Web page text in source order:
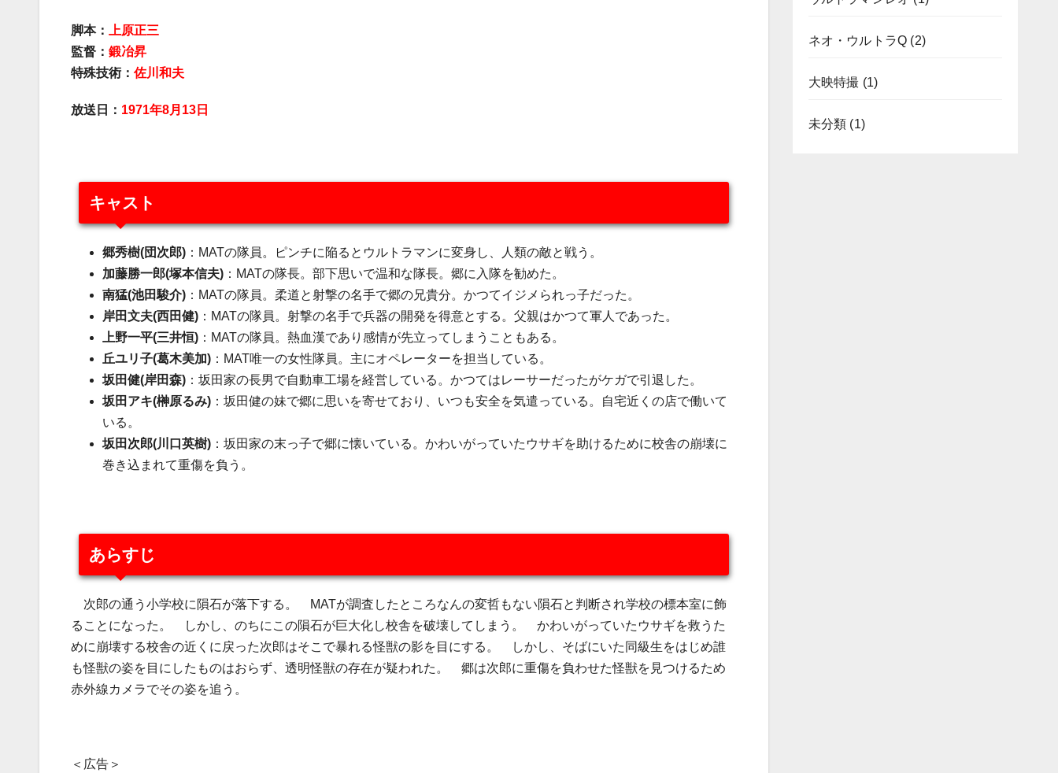
脚本：
上原正三
監督： 鍛冶昇
特殊技術： 佐川和夫
放送日： 1971年8月13日
キャスト
郷秀樹(団次郎) ：MATの隊員。ピンチに陥るとウルトラマンに変身し、人類の敵と戦う。
加藤勝一郎(塚本信夫) ：MATの隊長。部下思いで温和な隊長。郷に入隊を勧めた。
南猛(池田駿介) ：MATの隊員。柔道と射撃の名手で郷の兄貴分。かつてイジメられっ子だった。
岸田文夫(西田健) ：MATの隊員。射撃の名手で兵器の開発を得意とする。父親はかつて軍人であった。
上野一平(三井恒) ：MATの隊員。熱血漢であり感情が先立ってしまうこともある。
丘ユリ子(葛木美加) ：MAT唯一の女性隊員。主にオペレーターを担当している。
坂田健(岸田森) ：坂田家の長男で自動車工場を経営している。かつてはレーサーだったがケガで引退した。
坂田アキ(榊原るみ) ：坂田健の妹で郷に思いを寄せており、いつも安全を気遣っている。自宅近くの店で働いて
いる。
坂田次郎(川口英樹) ：坂田家の末っ子で郷に懐いている。かわいがっていたウサギを助けるために校舎の崩壊に
巻き込まれて重傷を負う。
あらすじ
次郎の通う小学校に隕石が落下する。 MATが調査したところなんの変哲もない隕石と判断され学校の標本室に飾
ることになった。 しかし、のちにこの隕石が巨大化し校舎を破壊してしまう。 かわいがっていたウサギを救うた
めに崩壊する校舎の近くに戻った次郎はそこで暴れる怪獣の影を目にする。 しかし、そばにいた同級生をはじめ誰
も怪獣の姿を目にしたものはおらず、透明怪獣の存在が疑われた。 郷は次郎に重傷を負わせた怪獣を見つけるため
赤外線カメラでその姿を追う。
＜広告＞
ネオ・ウルトラQ (2)
大映特撮 (1)
未分類 (1)